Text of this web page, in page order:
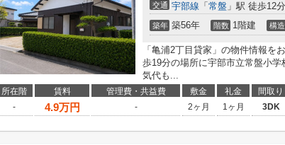
交通 宇部線 「 常盤 」駅 徒歩12分
築年 築56年 階数 1階建 構造
「亀浦2丁目貸家」の物件情報を
歩19分の場所に宇部市立常盤小
気代も...
所在階 賃料 管理費・共益費 敷金 礼金 間取り
-
4.9万円 - 2ヶ月 1ヶ月 3DK